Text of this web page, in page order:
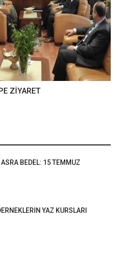
ZİYARET
ASRA BEDEL: 15 TEMMUZ
YAZ KURSLARI